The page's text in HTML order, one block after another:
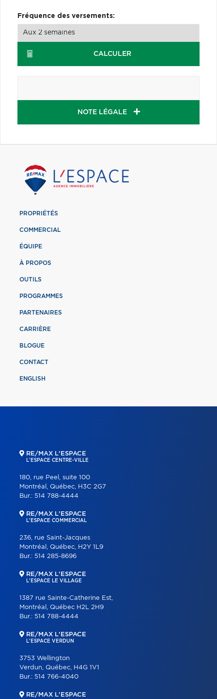
Fréquence des versements:
CALCULER
NOTE LÉGALE
PROPRIÉTÉS
COMMERCIAL
ÉQUIPE
À PROPOS
OUTILS
PROGRAMMES
PARTENAIRES
CARRIÈRE
BLOGUE
CONTACT
ENGLISH
RE/MAX L'ESPACE
L'ESPACE CENTRE-VILLE
180, rue Peel, suite 100
Montréal, Québec, H3C 2G7
Bur.: 514 788-4444
RE/MAX L'ESPACE
L'ESPACE COMMERCIAL
236, rue Saint-Jacques
Montréal, Québec, H2Y 1L9
Bur.: 514 285-8696
RE/MAX L'ESPACE
L'ESPACE LE VILLAGE
1387 rue Sainte-Catherine Est,
Montréal, Québec H2L 2H9
Bur.: 514 788-4444
RE/MAX L'ESPACE
L'ESPACE VERDUN
3753 Wellington
Verdun, Québec, H4G 1V1
Bur.: 514 766-4040
RE/MAX L'ESPACE